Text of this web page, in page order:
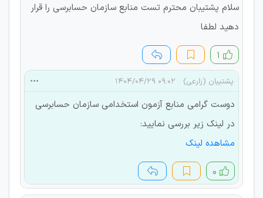
سلام پشتیبان محترم تست منابع سازمان حسابرسی را قرار
دهید لطفا
۱
پشتیبان (زارعی) ۰۹:۰۲ ۱۴۰۴/۰۴/۲۹
دوست گرامی منابع آزمون استخدامی سازمان حسابرسی
در لینک زیر بررسی نمایید:
مشاهده لینک
۰